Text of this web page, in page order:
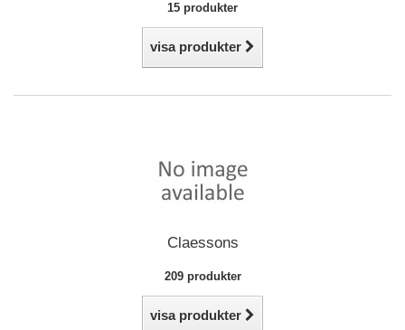
15 produkter
visa produkter
Claessons
209 produkter
visa produkter